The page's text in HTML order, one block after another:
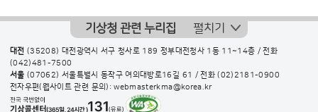
기상청 관련 누리집 펼치기
대전 (35208) 대전광역시 서구 청사로 189 정부대전청사 1동 11~14층 / 전화
(042)481-7500
서울 (07062) 서울특별시 동작구 여의대방로16길 61 / 전화(02)2181-0900
전자우편(웹사이트 관련 문의): webmasterkma@korea.kr